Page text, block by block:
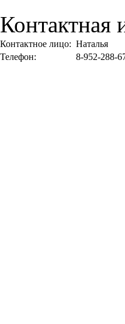
Контактная
Контактное лицо: Наталья
Телефон:
8-952-288-